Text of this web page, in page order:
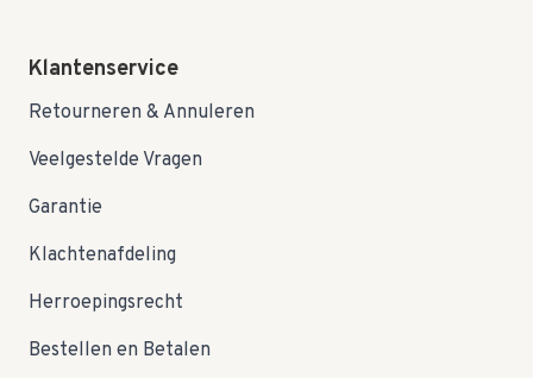
Klantenservice
Retourneren & Annuleren
Veelgestelde Vragen
Garantie
Klachtenafdeling
Herroepingsrecht
Bestellen en Betalen